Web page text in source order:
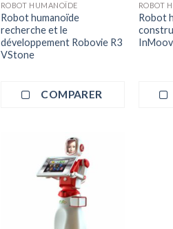
ROBOT HUMANOÏDE
Robot humanoïde
recherche et le
développement Robovie R3
VStone
COMPARER
ROBOT
Robot